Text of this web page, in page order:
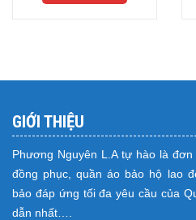
GIỚI THIỆU
Phương Nguyên L.A tự hào là
đồng phục, quần áo bảo hộ lao
bảo đáp ứng tối đa yêu cầu của
dẫn nhất….